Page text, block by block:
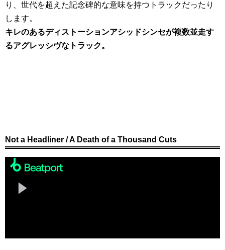
り、世代を超えた記念碑的な意味を持つトラックだったり
します。
キレのあるディストーションアシッドシンセが複数並走す
るアグレッシヴなトラック。
Not a Headliner / A Death of a Thousand Cuts